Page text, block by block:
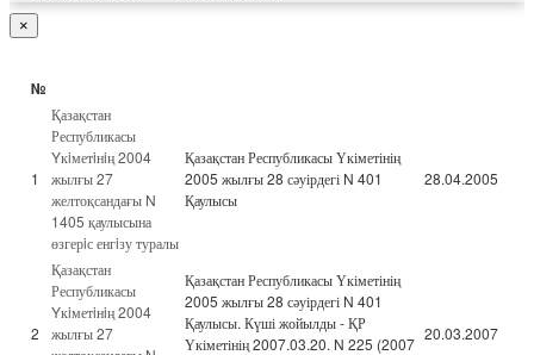
×
№
1
Қазақстан
Республикасы
Yкiметiнiң 2004
жылғы 27
желтоқсандағы N
1405 қаулысына
өзгерiс енгiзу туралы
Қазақстан Республикасы Үкіметінің
2005 жылғы 28 сәуірдегі N 401
Қаулысы
28.04.2005
2
Қазақстан
Республикасы
Yкiметiнiң 2004
жылғы 27
Қазақстан Республикасы Үкіметінің
2005 жылғы 28 сәуірдегі N 401
Қаулысы. Күші жойылды - ҚР
Үкіметінің 2007.03.20. N 225 (2007
20.03.2007